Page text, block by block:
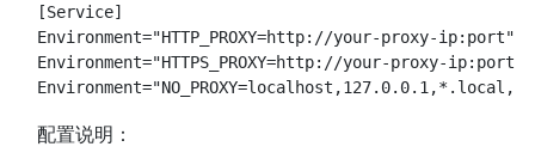
[Service]
Environment="HTTP_PROXY=http://your-proxy-ip:port"
Environment="HTTPS_PROXY=http://your-proxy-ip:port"
配置说明：